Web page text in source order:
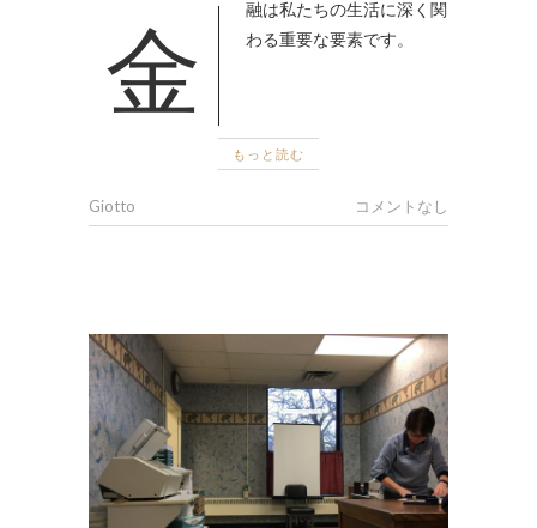
金融は私たちの生活に深く関 わる重要な要素です。
もっと読む
Giotto コメントなし